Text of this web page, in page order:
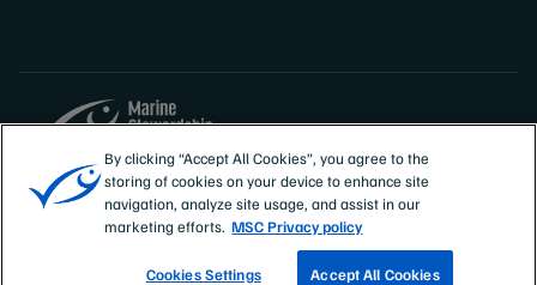
Sites
Deutschland, Österreich, Schweiz
By clicking “Accept All Cookies”, you agree to the
storing of cookies on your device to enhance site
navigation, analyze site usage, and assist in our
marketing efforts. MSC Privacy policy
Cookies Settings Accept All Cookies